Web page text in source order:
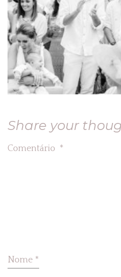
Share your
Comentário *
Nome *